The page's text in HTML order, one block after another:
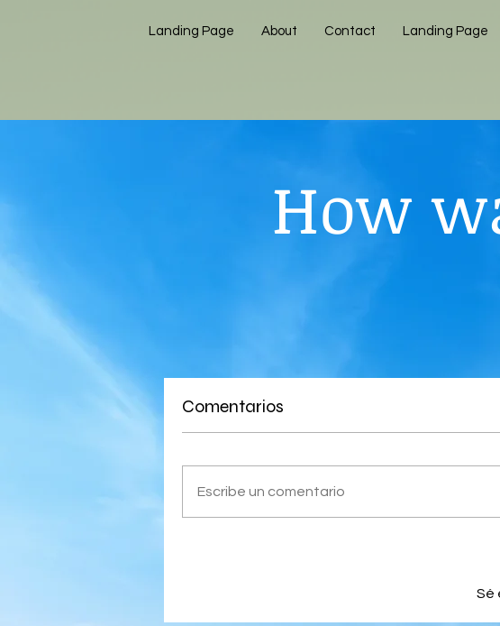
Landing Page About Contact Landing Page
How
Comentarios
Escribe un comentario
Sé